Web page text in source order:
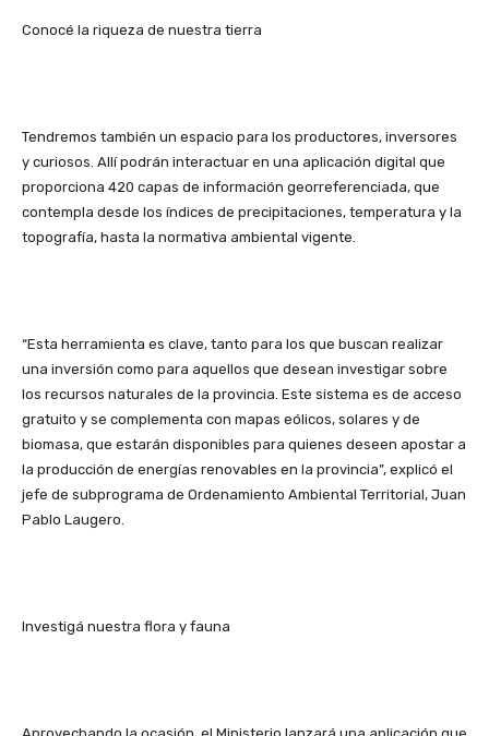
Conocé la riqueza de nuestra tierra
Tendremos también un espacio para los productores, inversores
y curiosos. Allí podrán interactuar en una aplicación digital que
proporciona 420 capas de información georreferenciada, que
contempla desde los índices de precipitaciones, temperatura y la
topografía, hasta la normativa ambiental vigente.
“Esta herramienta es clave, tanto para los que buscan realizar
una inversión como para aquellos que desean investigar sobre
los recursos naturales de la provincia. Este sistema es de acceso
gratuito y se complementa con mapas eólicos, solares y de
biomasa, que estarán disponibles para quienes deseen apostar a
la producción de energías renovables en la provincia”, explicó el
jefe de subprograma de Ordenamiento Ambiental Territorial, Juan
Pablo Laugero.
Investigá nuestra flora y fauna